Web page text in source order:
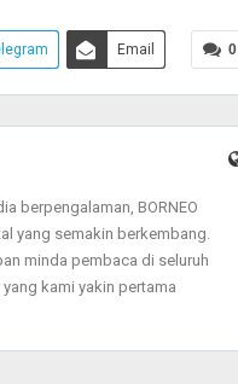
0
Email
berpengalaman, BORNEO
yang semakin berkembang.
minda pembaca di seluruh
kami yakin pertama